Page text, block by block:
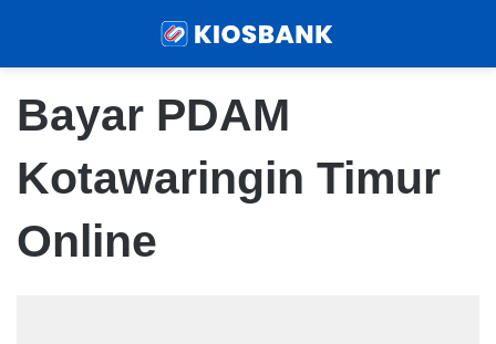
Bayar PDAM
Kotawaringin Timur
Online